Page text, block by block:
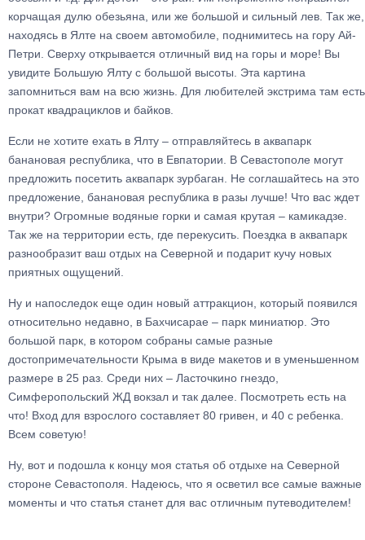
корчащая дулю обезьяна, или же большой и сильный лев. Так же,
находясь в Ялте на своем автомобиле, поднимитесь на гору Ай-
Петри. Сверху открывается отличный вид на горы и море! Вы
увидите Большую Ялту с большой высоты. Эта картина
запомниться вам на всю жизнь. Для любителей экстрима там есть
прокат квадрациклов и байков.
Если не хотите ехать в Ялту – отправляйтесь в аквапарк
банановая республика, что в Евпатории. В Севастополе могут
предложить посетить аквапарк зурбаган. Не соглашайтесь на это
предложение, банановая республика в разы лучше! Что вас ждет
внутри? Огромные водяные горки и самая крутая – камикадзе.
Так же на территории есть, где перекусить. Поездка в аквапарк
разнообразит ваш отдых на Северной и подарит кучу новых
приятных ощущений.
Ну и напоследок еще один новый аттракцион, который появился
относительно недавно, в Бахчисарае – парк миниатюр. Это
большой парк, в котором собраны самые разные
достопримечательности Крыма в виде макетов и в уменьшенном
размере в 25 раз. Среди них – Ласточкино гнездо,
Симферопольский ЖД вокзал и так далее. Посмотреть есть на
что! Вход для взрослого составляет 80 гривен, и 40 с ребенка.
Всем советую!
Ну, вот и подошла к концу моя статья об отдыхе на Северной
стороне Севастополя. Надеюсь, что я осветил все самые важные
моменты и что статья станет для вас отличным путеводителем!